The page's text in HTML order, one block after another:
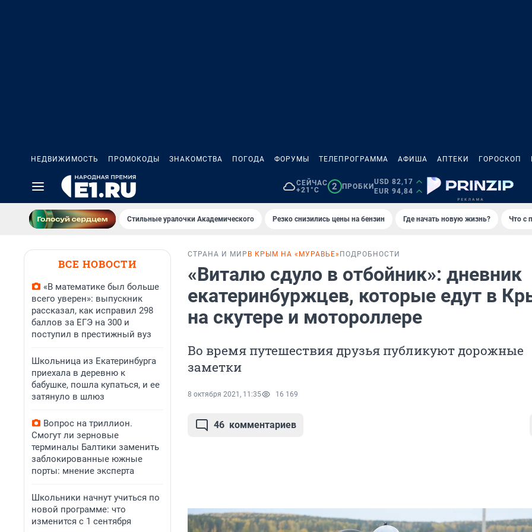
НЕДВИЖИМОСТЬ ПРОМОКОДЫ ЗНАКОМСТВА ПОГОДА ФОРУМЫ ТЕЛЕПРОГРАММА АФИША АПТЕКИ ГОРОСКОП
СЕЙЧАС
+21°C
2 ПРОБКИ
USD 82,17
EUR 94,84
Стильные уралочки Академического Резко снизились цены на бензин Где начать новую жизнь? Что с
ВСЕ НОВОСТИ
«В математике был больше
всего уверен»: выпускник
рассказал, как исправил 298
баллов за ЕГЭ на 300 и
поступил в престижный вуз
Школьница из Екатеринбурга
приехала в деревню к
бабушке, пошла купаться, и ее
затянуло в шлюз
Вопрос на триллион.
Смогут ли зерновые
терминалы Балтики заменить
заблокированные южные
порты: мнение эксперта
Школьники начнут учиться по
новой программе: что
изменится с 1 сентября
СТРАНА И МИР В КРЫМ НА «МУРАВЬЕ» ПОДРОБНОСТИ
«Виталю сдуло в отбойник»: дневник
екатеринбуржцев, которые едут в
на скутере и мотороллере
Во время путешествия друзья публикуют дорожные
заметки
8 октября 2021, 11:35 16 169
46 комментариев